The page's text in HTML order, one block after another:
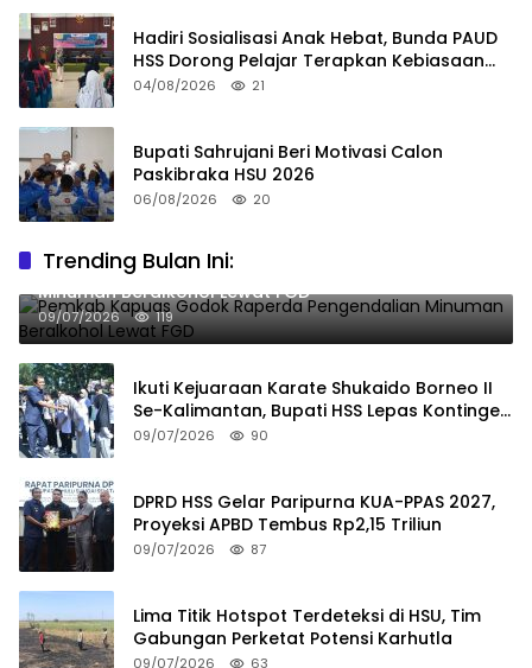
Hadiri Sosialisasi Anak Hebat, Bunda PAUD
HSS Dorong Pelajar Terapkan Kebiasaan
Baik
04/08/2026 21
Bupati Sahrujani Beri Motivasi Calon
Paskibraka HSU 2026
06/08/2026 20
Trending Bulan Ini:
Pemkab Kapuas Godok Raperda Pengendalian
Minuman Beralkohol Lewat FGD
09/07/2026 119
Ikuti Kejuaraan Karate Shukaido Borneo II
Se-Kalimantan, Bupati HSS Lepas Kontingen
FORKI
09/07/2026 90
DPRD HSS Gelar Paripurna KUA-PPAS 2027,
Proyeksi APBD Tembus Rp2,15 Triliun
09/07/2026 87
Lima Titik Hotspot Terdeteksi di HSU, Tim
Gabungan Perketat Potensi Karhutla
09/07/2026 63